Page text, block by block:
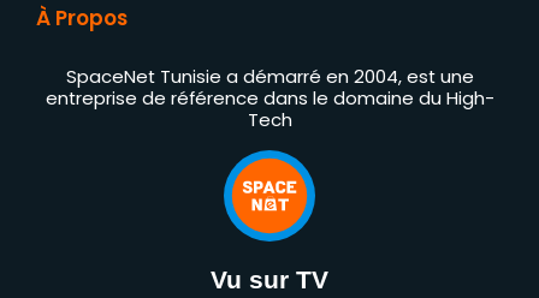
À Propos
SpaceNet Tunisie a démarré en 2004, est une
entreprise de référence dans le domaine du High-
Tech
Vu sur TV